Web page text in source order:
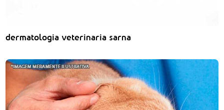
dermatologia veterinaria sarna